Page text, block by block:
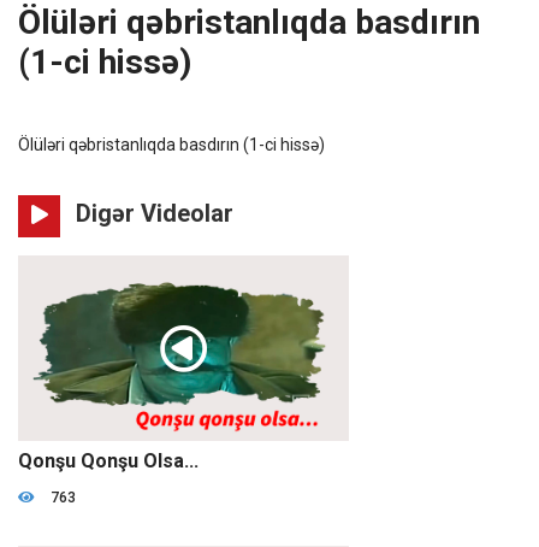
Ölüləri qəbristanlıqda basdırın
(1-ci hissə)
Ölüləri qəbristanlıqda basdırın (1-ci hissə)
Digər Videolar
01:18:19
Qonşu Qonşu Olsa...
763